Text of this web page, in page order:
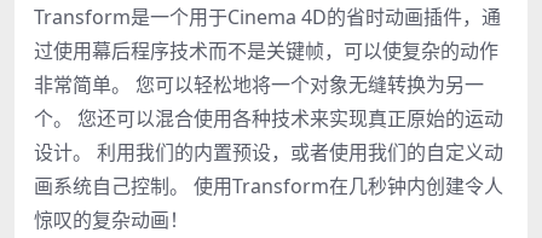
Transform是一个用于Cinema 4D的省时动画插件，通
过使用幕后程序技术而不是关键帧，可以使复杂的动作
非常简单。 您可以轻松地将一个对象无缝转换为另一
个。 您还可以混合使用各种技术来实现真正原始的运动
设计。 利用我们的内置预设，或者使用我们的自定义动
画系统自己控制。 使用Transform在几秒钟内创建令人
惊叹的复杂动画！